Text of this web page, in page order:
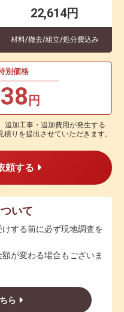
22,614円
材料/撤去/組立/処分費込み
別価格
円
追加工事・追加費用が発生する
りを提出させていただきます。
頼する
いて
する前に必ず現地調査を
が変わる場合もございま
ら